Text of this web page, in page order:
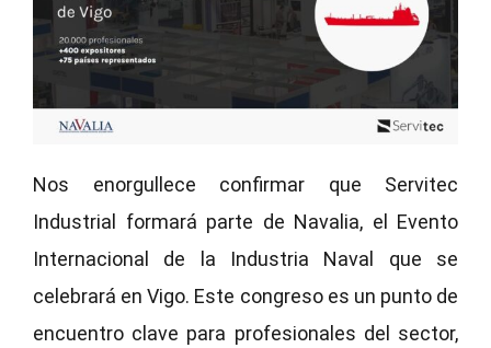
Nos enorgullece confirmar que Servitec
Industrial formará parte de Navalia, el Evento
Internacional de la Industria Naval que se
celebrará en Vigo. Este congreso es un punto de
encuentro clave para profesionales del sector,